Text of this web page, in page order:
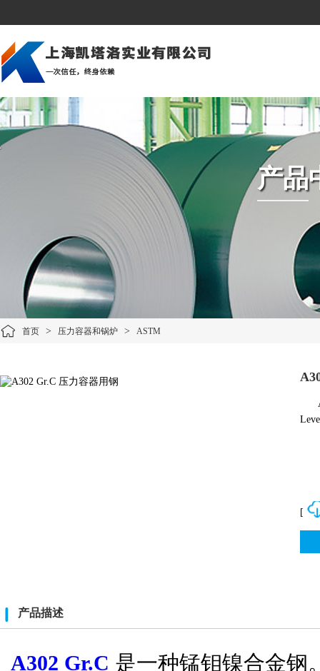
公司简介 企业文化
组织架构
建筑行业 造船行业
石油天然气
海上平台
汽车制造业
发电厂
美洲市场 亚洲市场
欧洲市场
产品
首页 > 压力容器和锅炉 > ASTM
[
产品描述
A302 Gr.C 是一种锰钼镍合金钢